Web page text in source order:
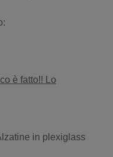
è fatto!! Lo
in plexiglass